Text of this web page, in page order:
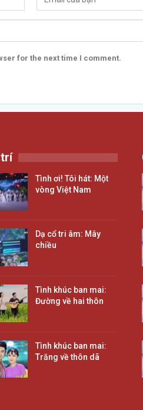
for the next time I comment.
Tình ơi! Tôi hát: Một
vòng Việt Nam
Dạ cổ tri âm: Mây
chiều
Tình khúc ban mai:
Đường về hai thôn
Tình khúc ban mai:
Trăng về thôn dã